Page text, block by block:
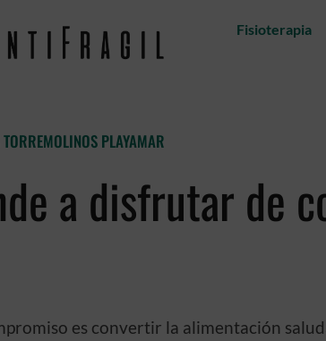
Fisioterapia
PLAYAMAR
a disfrutar de
es convertir la alimentación